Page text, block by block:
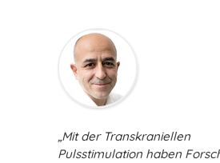
„Mit der Transkraniellen
Pulsstimulation haben